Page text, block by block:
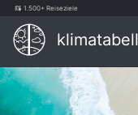
1.500+ Reiseziele